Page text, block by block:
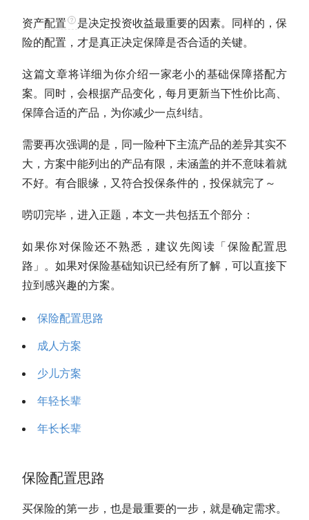
资产配置
是决定投资收益最重要的因素。同样的，保
险的配置，才是真正决定保障是否合适的关键。
这篇文章将详细为你介绍一家老小的基础保障搭配方
案。同时，会根据产品变化，每月更新当下性价比高、
保障合适的产品，为你减少一点纠结。
需要再次强调的是，同一险种下主流产品的差异其实不
大，方案中能列出的产品有限，未涵盖的并不意味着就
不好。有合眼缘，又符合投保条件的，投保就完了～
唠叨完毕，进入正题，本文一共包括五个部分：
如果你对保险还不熟悉，建议先阅读「保险配置思
路」。如果对保险基础知识已经有所了解，可以直接下
拉到感兴趣的方案。
保险配置思路
成人方案
少儿方案
年轻长辈
年长长辈
保险配置思路
买保险的第一步，也是最重要的一步，就是确定需求。